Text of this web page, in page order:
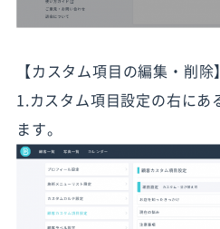
【カスタム項目の編集・削除
1.カスタム項目設定の右にあ
ます。